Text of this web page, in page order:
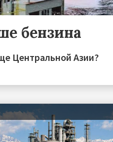
бензина
Центральной Азии?